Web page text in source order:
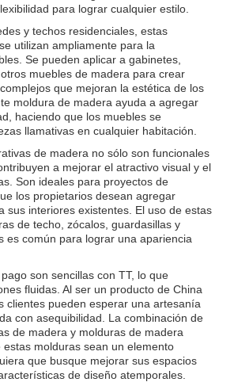
para lograr cualquier estilo.
y techos residenciales, estas
utilizan ampliamente para la
Se pueden aplicar a gabinetes,
muebles de madera para crear
que mejoran la estética de los
moldura de madera ayuda a agregar
haciendo que los muebles se
llamativas en cualquier habitación.
de madera no sólo son funcionales
a mejorar el atractivo visual y el
Son ideales para proyectos de
los propietarios desean agregar
sus interiores existentes. El uso de estas
de techo, zócalos, guardasillas y
es común para lograr una apariencia
son sencillas con TT, lo que
fluidas. Al ser un producto de China
clientes pueden esperar una artesanía
con asequibilidad. La combinación de
de madera y molduras de madera
molduras sean un elemento
que busque mejorar sus espacios
de diseño atemporales.